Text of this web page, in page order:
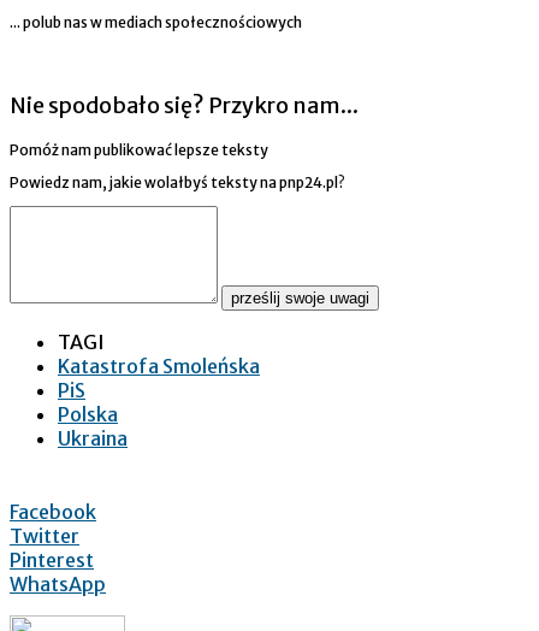
... polub nas w mediach społecznościowych
Nie spodobało się? Przykro nam...
Pomóż nam publikować lepsze teksty
Powiedz nam, jakie wolałbyś teksty na pnp24.pl?
prześlij swoje uwagi
TAGI
Katastrofa Smoleńska
PiS
Polska
Ukraina
Facebook
Twitter
Pinterest
WhatsApp